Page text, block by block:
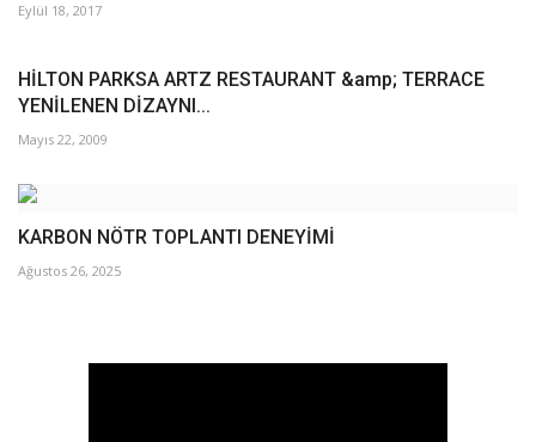
Eylül 18, 2017
HİLTON PARKSA ARTZ RESTAURANT &amp; TERRACE
YENİLENEN DİZAYNI...
Mayıs 22, 2009
KARBON NÖTR TOPLANTI DENEYİMİ
Ağustos 26, 2025